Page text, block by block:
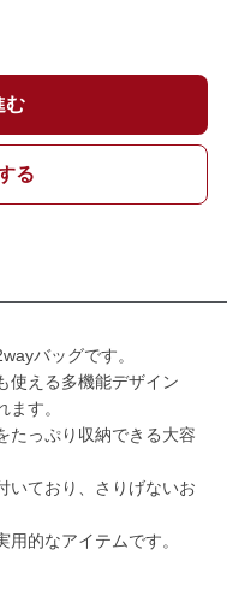
む
る
バッグです。
使える多機能デザイン
す。
たっぷり収納できる大容
いており、さりげないお
的なアイテムです。